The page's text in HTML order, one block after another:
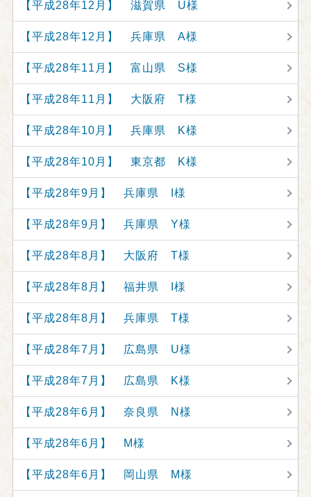
【平成28年12月】 滋賀県 U様
【平成28年12月】 兵庫県 A様
【平成28年11月】 富山県 S様
【平成28年11月】 大阪府 T様
【平成28年10月】 兵庫県 K様
【平成28年10月】 東京都 K様
【平成28年9月】 兵庫県 I様
【平成28年9月】 兵庫県 Y様
【平成28年8月】 大阪府 T様
【平成28年8月】 福井県 I様
【平成28年8月】 兵庫県 T様
【平成28年7月】 広島県 U様
【平成28年7月】 広島県 K様
【平成28年6月】 奈良県 N様
【平成28年6月】 M様
【平成28年6月】 岡山県 M様